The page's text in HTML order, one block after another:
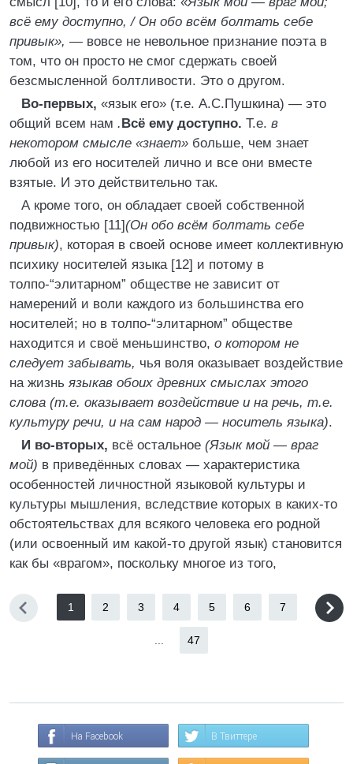
всё ему доступно, / Он обо всём болтать себе
привык», — вовсе не невольное признание поэта в
том, что он просто не смог сдержать своей
безсмысленной болтливости. Это о другом.
Во-первых, «язык его» (т.е. А.С.Пушкина) — это
общий всем нам .Всё ему доступно. Т.е. в
некотором смысле «знает» больше, чем знает
любой из его носителей лично и все они вместе
взятые. И это действительно так.
А кроме того, он обладает своей собственной
подвижностью [11](Он обо всём болтать себе
привык), которая в своей основе имеет коллективную
психику носителей языка [12] и потому в
толпо-“элитарном” обществе не зависит от
намерений и воли каждого из большинства его
носителей; но в толпо-“элитарном” обществе
находится и своё меньшинство, о котором не
следует забывать, чья воля оказывает воздействие
на жизнь языкав обоих древних смыслах этого
слова (т.е. оказывает воздействие и на речь, т.е.
культуру речи, и на сам народ — носитель языка).
И во-вторых, всё остальное (Язык мой — враг
мой) в приведённых словах — характеристика
особенностей личностной языковой культуры и
культуры мышления, вследствие которых в каких-то
обстоятельствах для всякого человека его родной
(или освоенный им какой-то другой язык) становится
как бы «врагом», поскольку многое из того,
1 2 3 4 5 6 7
47
На Facebook В Твиттере